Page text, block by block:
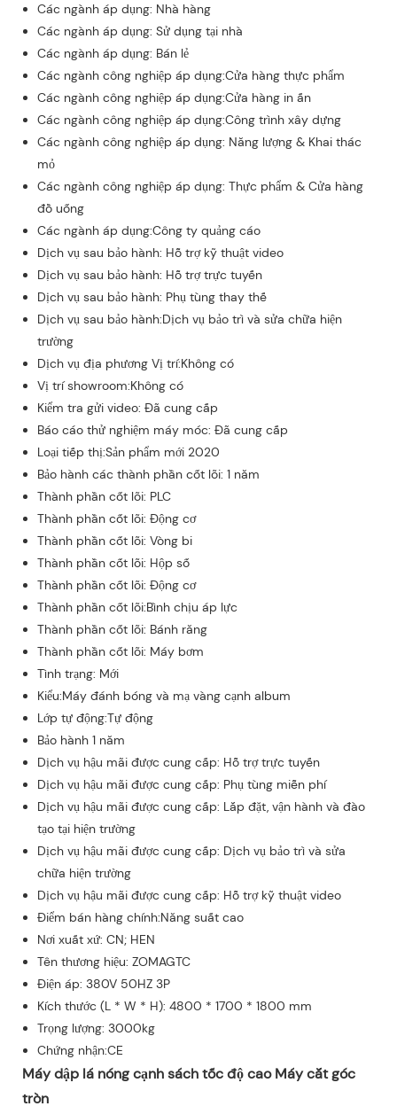
Các ngành áp dụng: Nhà hàng
Các ngành áp dụng: Sử dụng tại nhà
Các ngành áp dụng: Bán lẻ
Các ngành công nghiệp áp dụng:Cửa hàng thực phẩm
Các ngành công nghiệp áp dụng:Cửa hàng in ấn
Các ngành công nghiệp áp dụng:Công trình xây dựng
Các ngành công nghiệp áp dụng: Năng lượng & Khai thác
mỏ
Các ngành công nghiệp áp dụng: Thực phẩm & Cửa hàng
đồ uống
Các ngành áp dụng:Công ty quảng cáo
Dịch vụ sau bảo hành: Hỗ trợ kỹ thuật video
Dịch vụ sau bảo hành: Hỗ trợ trực tuyến
Dịch vụ sau bảo hành: Phụ tùng thay thế
Dịch vụ sau bảo hành:Dịch vụ bảo trì và sửa chữa hiện
trường
Dịch vụ địa phương Vị trí:Không có
Vị trí showroom:Không có
Kiểm tra gửi video: Đã cung cấp
Báo cáo thử nghiệm máy móc: Đã cung cấp
Loại tiếp thị:Sản phẩm mới 2020
Bảo hành các thành phần cốt lõi: 1 năm
Thành phần cốt lõi: PLC
Thành phần cốt lõi: Động cơ
Thành phần cốt lõi: Vòng bi
Thành phần cốt lõi: Hộp số
Thành phần cốt lõi: Động cơ
Thành phần cốt lõi:Bình chịu áp lực
Thành phần cốt lõi: Bánh răng
Thành phần cốt lõi: Máy bơm
Tình trạng: Mới
Kiểu:Máy đánh bóng và mạ vàng cạnh album
Lớp tự động:Tự động
Bảo hành 1 năm
Dịch vụ hậu mãi được cung cấp: Hỗ trợ trực tuyến
Dịch vụ hậu mãi được cung cấp: Phụ tùng miễn phí
Dịch vụ hậu mãi được cung cấp: Lắp đặt, vận hành và đào
tạo tại hiện trường
Dịch vụ hậu mãi được cung cấp: Dịch vụ bảo trì và sửa
chữa hiện trường
Dịch vụ hậu mãi được cung cấp: Hỗ trợ kỹ thuật video
Điểm bán hàng chính:Năng suất cao
Nơi xuất xứ: CN; HEN
Tên thương hiệu: ZOMAGTC
Điện áp: 380V 50HZ 3P
Kích thước (L * W * H): 4800 * 1700 * 1800 mm
Trọng lượng: 3000kg
Chứng nhận:CE
Máy dập lá nóng cạnh sách tốc độ cao Máy cắt góc
tròn